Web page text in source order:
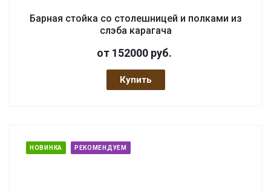
Барная стойка со столешницей и полками из
слэба карагача
от 152000 руб.
Купить
НОВИНКА РЕКОМЕНДУЕМ